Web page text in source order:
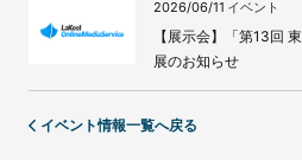
2026/06/11 イベント
【展示会】「第13回
展のお知らせ
イベント情報一覧へ戻る